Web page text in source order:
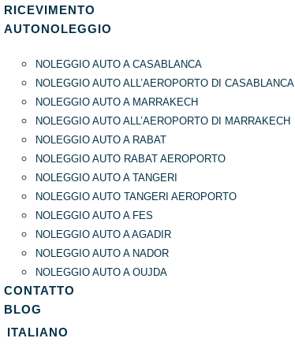
RICEVIMENTO
AUTONOLEGGIO
NOLEGGIO AUTO A CASABLANCA
NOLEGGIO AUTO ALL’AEROPORTO DI CASABLANCA
NOLEGGIO AUTO A MARRAKECH
NOLEGGIO AUTO ALL’AEROPORTO DI MARRAKECH
NOLEGGIO AUTO A RABAT
NOLEGGIO AUTO RABAT AEROPORTO
NOLEGGIO AUTO A TANGERI
NOLEGGIO AUTO TANGERI AEROPORTO
NOLEGGIO AUTO A FES
NOLEGGIO AUTO A AGADIR
NOLEGGIO AUTO A NADOR
NOLEGGIO AUTO A OUJDA
CONTATTO
BLOG
ITALIANO